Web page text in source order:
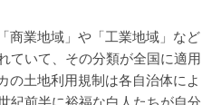
商業地域」や「工業地域」など
ていて、その分類が全国に適用
の土地利用規制は各自治体によ